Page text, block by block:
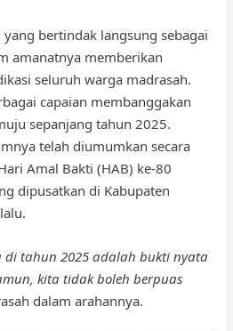
bertindak langsung sebagai
amanatnya memberikan
seluruh warga madrasah.
capaian membanggakan
sepanjang tahun 2025.
telah diumumkan secara
Amal Bakti (HAB) ke-80
dipusatkan di Kabupaten
di tahun 2025 adalah bukti nyata
kita tidak boleh berpuas
dalam arahannya.